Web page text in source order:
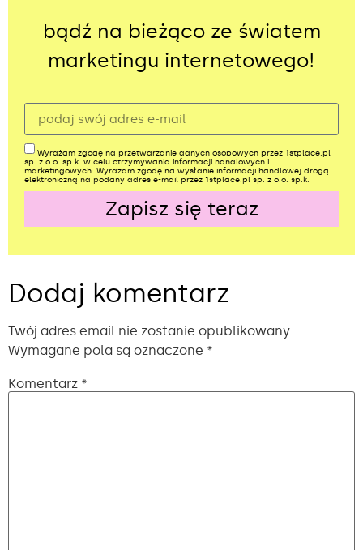
bądź na bieżąco ze światem
marketingu internetowego!
Wyrażam zgodę na przetwarzanie danych osobowych przez 1stplace.pl
sp. z o.o. sp.k. w celu otrzymywania informacji handlowych i
marketingowych. Wyrażam zgodę na wysłanie informacji handlowej drogą
elektroniczną na podany adres e-mail przez 1stplace.pl sp. z o.o. sp.k.
Zapisz się teraz
Dodaj komentarz
Twój adres email nie zostanie opublikowany.
Wymagane pola są oznaczone *
Komentarz *